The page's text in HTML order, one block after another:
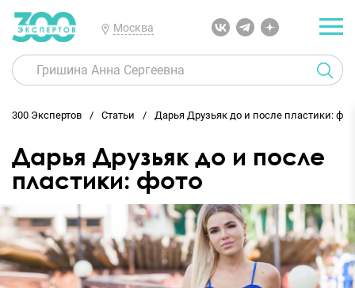
Москва
300 Экспертов Статьи Дарья Друзьяк до и после пластики:
Дарья Друзьяк до и после
пластики: фото